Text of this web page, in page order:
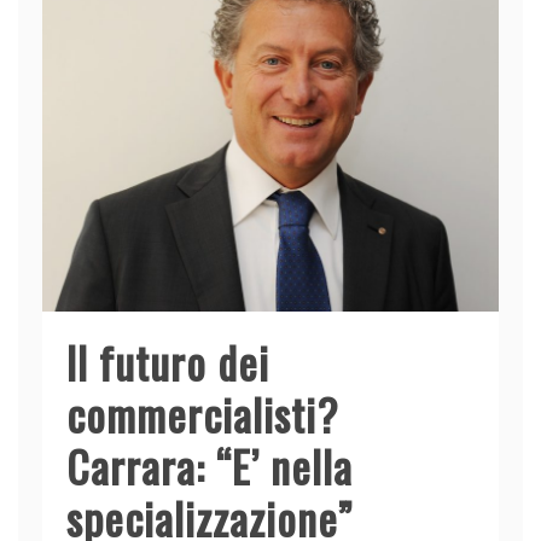
Il futuro dei
commercialisti?
Carrara: “E’ nella
specializzazione”